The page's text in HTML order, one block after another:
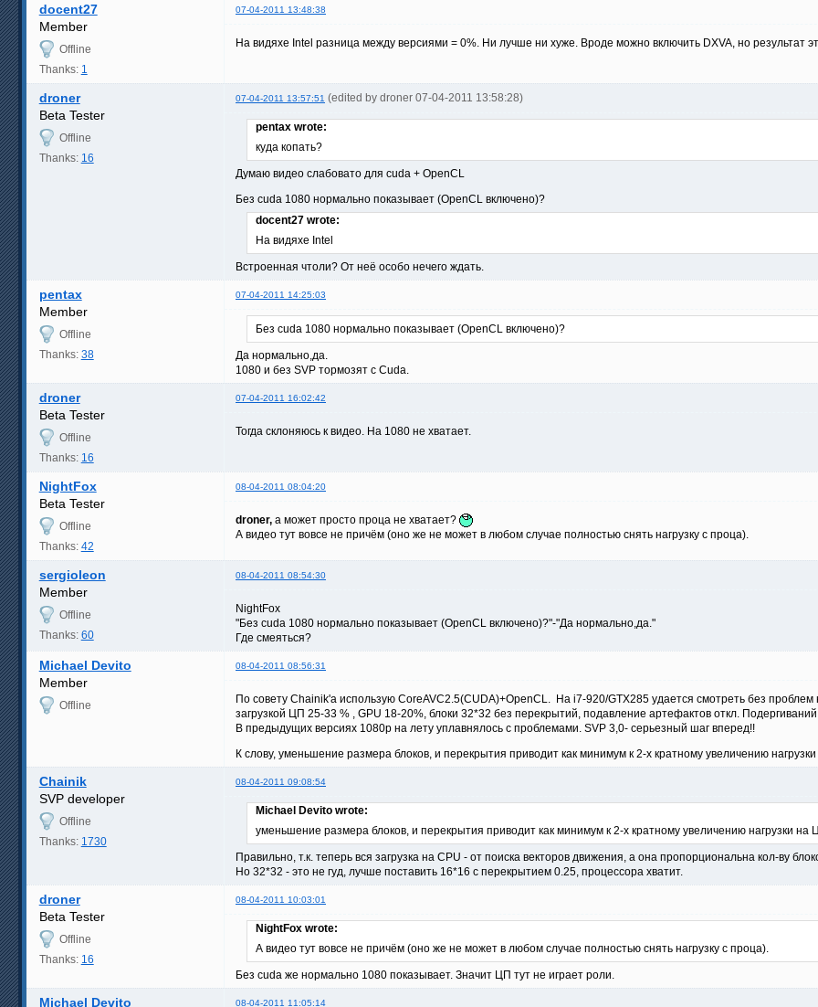
docent27 07-04-2011 13:48:38
Member
Offline
Thanks: 1
На видяхе Intel разница между версиями = 0%. Ни лучше ни хуже. Вроде можно включить DXVA, но результат
droner 07-04-2011 13:57:51 (edited by droner 07-04-2011 13:58:28)
Beta Tester
Offline
Thanks: 16
pentax wrote:
куда копать?
Думаю видео слабовато для cuda + OpenCL
Без cuda 1080 нормально показывает (OpenCL включено)?
docent27 wrote:
На видяхе Intel
Встроенная чтоли? От неё особо нечего ждать.
pentax 07-04-2011 14:25:03
Member
Offline
Thanks: 38
Без cuda 1080 нормально показывает (OpenCL включено)?
Да нормально,да.
1080 и без SVP тормозят с Cuda.
droner 07-04-2011 16:02:42
Beta Tester
Offline
Thanks: 16
Тогда склоняюсь к видео. На 1080 не хватает.
NightFox 08-04-2011 08:04:20
Beta Tester
Offline
Thanks: 42
droner, а может просто проца не хватает?
А видео тут вовсе не причём (оно же не может в любом случае полностью снять нагрузку с проца).
sergioleon 08-04-2011 08:54:30
Member
Offline
Thanks: 60
NightFox
"Без cuda 1080 нормально показывает (OpenCL включено)?"-"Да нормально,да."
Где смеяться?
Michael Devito 08-04-2011 08:56:31
Member
Offline
По совету Chainik'a использую CoreAVC2.5(CUDA)+OpenCL. На i7-920/GTX285 удается смотреть без
загрузкой ЦП 25-33 % , GPU 18-20%, блоки 32*32 без перекрытий, подавление артефактов откл.
В предыдущих версиях 1080p на лету уплавнялось с проблемами. SVP 3,0- серьезный шаг вперед!!
К слову, уменьшение размера блоков, и перекрытия приводит как минимум к 2-х кратному увеличению
Chainik 08-04-2011 09:08:54
SVP developer
Offline
Thanks: 1730
Michael Devito wrote:
уменьшение размера блоков, и перекрытия приводит как минимум к 2-х кратному увеличению нагрузки на
Правильно, т.к. теперь вся загрузка на CPU - от поиска векторов движения, а она пропорциональна кол-ву
Но 32*32 - это не гуд, лучше поставить 16*16 с перекрытием 0.25, процессора хватит.
droner 08-04-2011 10:03:01
Beta Tester
Offline
Thanks: 16
NightFox wrote:
А видео тут вовсе не причём (оно же не может в любом случае полностью снять нагрузку с проца).
Без cuda же нормально 1080 показывает. Значит ЦП тут не играет роли.
Michael Devito 08-04-2011 11:05:14